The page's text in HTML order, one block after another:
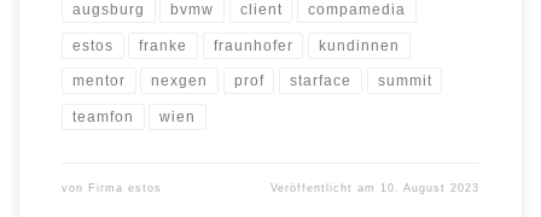
augsburg bvmw client compamedia
estos franke fraunhofer kundinnen
mentor nexgen prof starface summit
teamfon wien
von Firma estos Veröffentlicht am 10. August 2023